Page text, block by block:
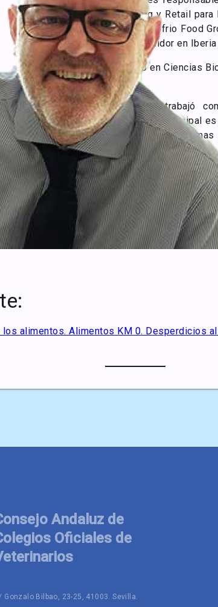
Negocio de Packaging y Retail
nivel europeo de Campofrio Food
actividades del distribuidor en
Manuel es licenciado en Ciencias
(UMA).
Antes de Sealed Air, trabajó
farmacéutica. Su función principal
de nuevos materiales y
cuentas y minoristas en Iberia.
alimentos. Alimentos KM 0. Desperdicios
Andaluz de
Oficiales de
Gonzalo Bilbao, 23-25, 41003. Sevilla.